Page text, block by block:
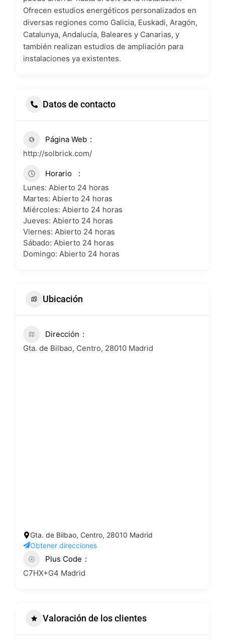
Ofrecen estudios energéticos personalizados en
diversas regiones como Galicia, Euskadi, Aragón,
Catalunya, Andalucía, Baleares y Canarias, y
también realizan estudios de ampliación para
instalaciones ya existentes.
Datos de contacto
Página Web
http://solbrick.com/
Horario
Lunes: Abierto 24 horas
Martes: Abierto 24 horas
Miércoles: Abierto 24 horas
Jueves: Abierto 24 horas
Viernes: Abierto 24 horas
Sábado: Abierto 24 horas
Domingo: Abierto 24 horas
Ubicación
Dirección
Gta. de Bilbao, Centro, 28010 Madrid
Gta. de Bilbao, Centro, 28010 Madrid
Obtener direcciones
Plus Code
C7HX+G4 Madrid
Valoración de los clientes